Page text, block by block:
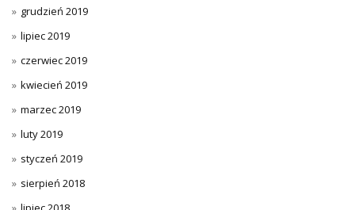
grudzień 2019
lipiec 2019
czerwiec 2019
kwiecień 2019
marzec 2019
luty 2019
styczeń 2019
sierpień 2018